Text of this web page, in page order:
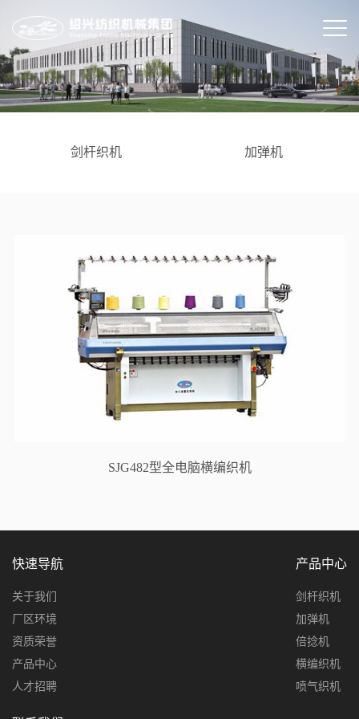
剑杆织机 加弹机
SJG482型全电脑横编织机
快速导航
关于我们
厂区环境
资质荣誉
产品中心
人才招聘
产品中心
剑杆织机
加弹机
倍捻机
横编织机
喷气织机